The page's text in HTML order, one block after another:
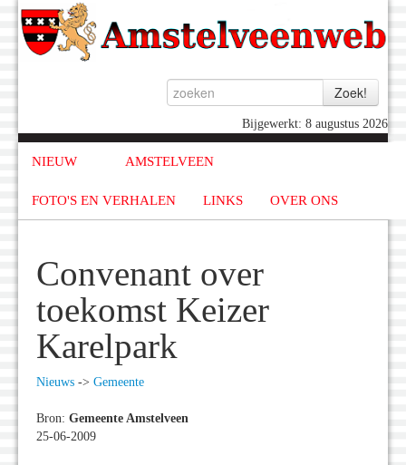
Bijgewerkt: 8 augustus 2026
NIEUW AMSTELVEEN
FOTO'S EN VERHALEN LINKS OVER ONS
Convenant over
toekomst Keizer
Karelpark
Nieuws -> Gemeente
Bron: Gemeente Amstelveen
25-06-2009